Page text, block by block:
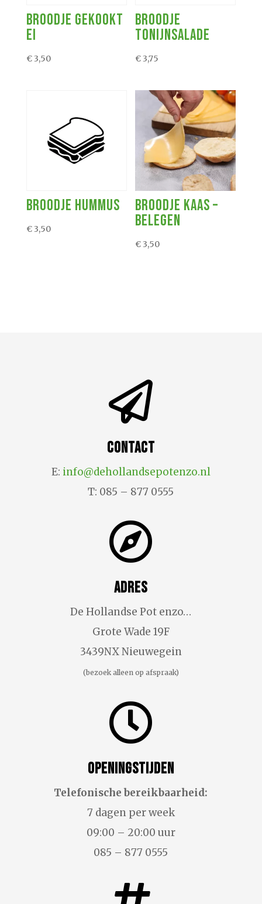
Broodje Gekookt
Ei
€3,50
Broodje
Tonijnsalade
€3,75
Broodje Hummus
€3,50
Broodje Kaas –
Belegen
€3,50

Contact
E: info@dehollandsepotenzo.nl
T: 085 – 877 0555

Adres
De Hollandse Pot enzo…
Grote Wade 19F
3439NX Nieuwegein
(bezoek alleen op afspraak)

Openingstijden
Telefonische bereikbaarheid:
7 dagen per week
09:00 – 20:00 uur
085 – 877 0555